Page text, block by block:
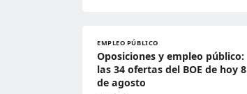
EMPLEO PÚBLICO
Oposiciones y empleo público:
las 34 ofertas del BOE de hoy 8
de agosto